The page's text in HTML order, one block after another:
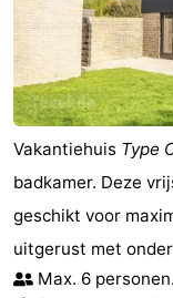
Vakantiehuis Type
badkamer. Deze
geschikt voor
uitgerust met
Max. 6 personen.